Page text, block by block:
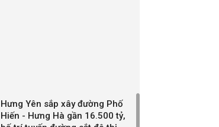
Hưng Yên sắp xây đường Phố
Hiến - Hưng Hà gần 16.500 tỷ,